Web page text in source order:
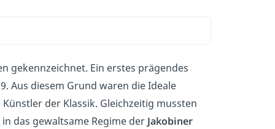
gekennzeichnet. Ein erstes prägendes
Aus diesem Grund waren die Ideale
der Klassik. Gleichzeitig mussten
das gewaltsame Regime der Jakobiner